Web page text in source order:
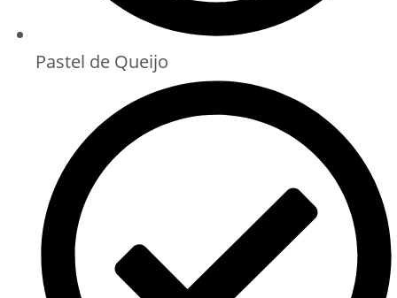
Pastel de Queijo